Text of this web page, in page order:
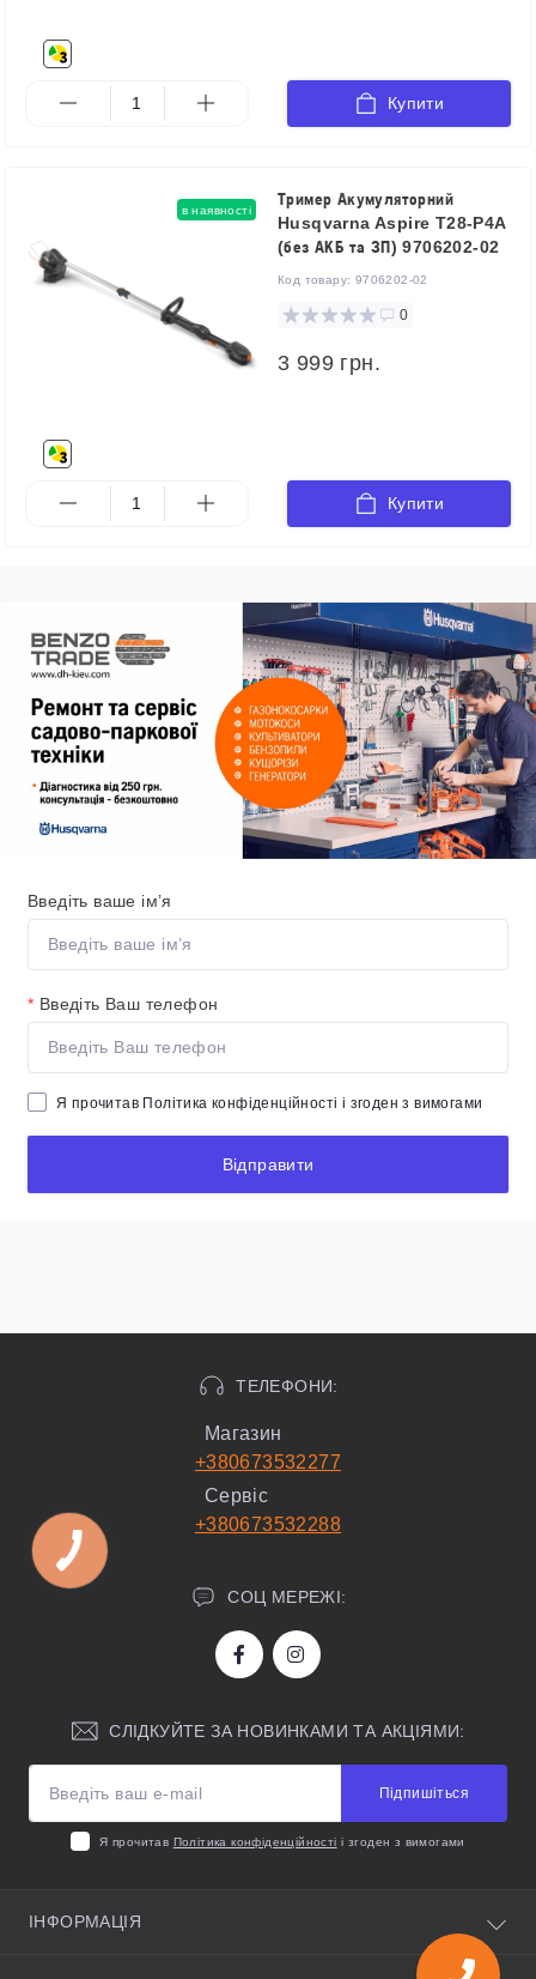
Купити
в наявності
Тример Акумуляторний
Husqvarna Aspire T28-P4A
(без АКБ та ЗП) 9706202-02
Код товару: 9706202-02
0
3 999 грн.
Купити
Введіть ваше ім’я
* Введіть Ваш телефон
Я прочитав Політика конфіденційності і згоден з вимогами
Відправити
ТЕЛЕФОНИ:
Магазин
+380673532277
Сервіс
+380673532288
СОЦ МЕРЕЖІ:
СЛІДКУЙТЕ ЗА НОВИНКАМИ ТА АКЦІЯМИ:
Підпишіться
Я прочитав Політика конфіденційності і згоден з вимогами
ІНФОРМАЦІЯ